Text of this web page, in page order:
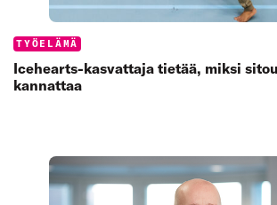
Categories:
TYÖELÄMÄ
Icehearts-kasvattaja tietää, miksi
kannattaa